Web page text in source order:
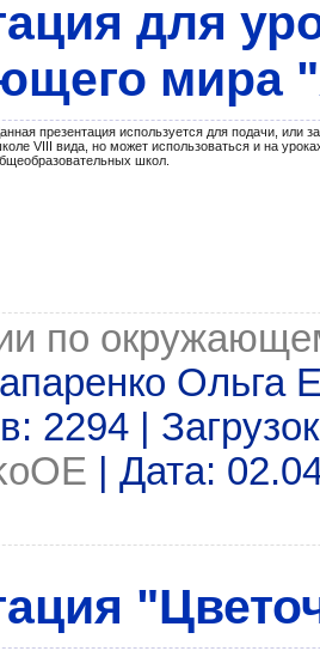
для
мира
презентация используется для подачи, или
VIII вида, но может использоваться и на
школ.
по
Ольга
2294 |
| Дата: